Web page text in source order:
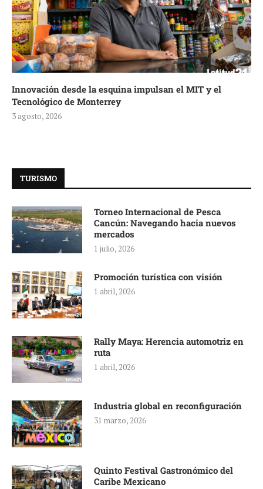
Innovación desde la esquina impulsan el MIT y el
Tecnológico de Monterrey
3 agosto, 2026
TURISMO
Torneo Internacional de Pesca
Cancún: Navegando hacia nuevos
mercados
1 julio, 2026
Promoción turística con visión
1 abril, 2026
Rally Maya: Herencia automotriz en
ruta
1 abril, 2026
Industria global en reconfiguración
31 marzo, 2026
Quinto Festival Gastronómico del
Caribe Mexicano